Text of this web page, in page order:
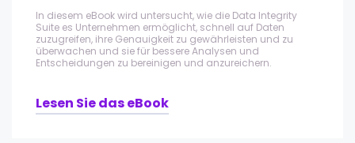
In diesem eBook wird untersucht, wie die Data Integrity
Suite es Unternehmen ermöglicht, schnell auf Daten
zuzugreifen, ihre Genauigkeit zu gewährleisten und zu
überwachen und sie für bessere Analysen und
Entscheidungen zu bereinigen und anzureichern.
Lesen Sie das eBook